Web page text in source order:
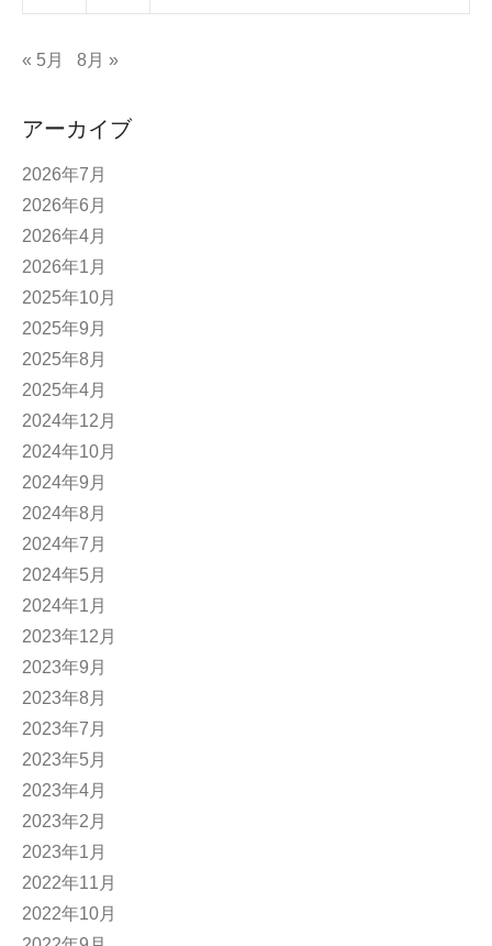
« 5月 8月 »
アーカイブ
2026年7月
2026年6月
2026年4月
2026年1月
2025年10月
2025年9月
2025年8月
2025年4月
2024年12月
2024年10月
2024年9月
2024年8月
2024年7月
2024年5月
2024年1月
2023年12月
2023年9月
2023年8月
2023年7月
2023年5月
2023年4月
2023年2月
2023年1月
2022年11月
2022年10月